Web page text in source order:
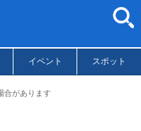
イベント スポット
合があります